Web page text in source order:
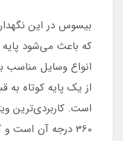
بیسوس در این
که باعث می‌شود
انواع وسایل مناسب
از یک پایه کوتاه
است. کاربردی‌ترین
360 درجه آن است